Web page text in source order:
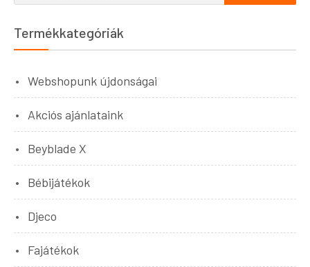
Termékkategóriák
Webshopunk újdonságai
Akciós ajánlataink
Beyblade X
Bébijátékok
Djeco
Fajátékok